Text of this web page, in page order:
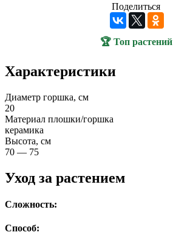
Поделиться
🏆 Топ растений
Характеристики
Диаметр горшка, см
20
Материал плошки/горшка
керамика
Высота, см
70 — 75
Уход за растением
Сложность:
Способ: